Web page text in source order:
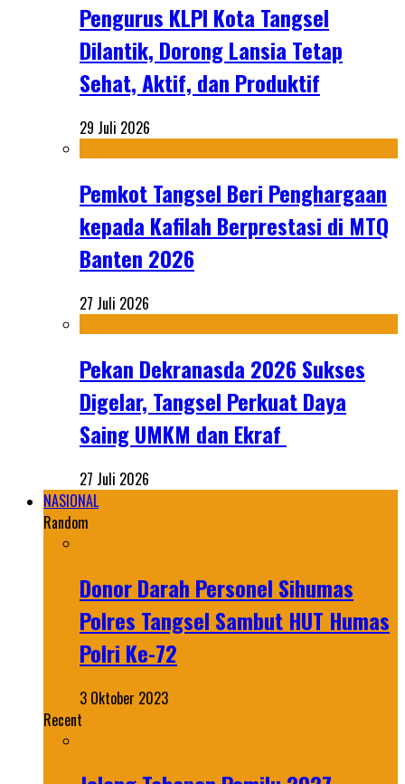
Pengurus KLPI Kota Tangsel
Dilantik, Dorong Lansia Tetap
Sehat, Aktif, dan Produktif
29 Juli 2026
Pemkot Tangsel Beri Penghargaan
kepada Kafilah Berprestasi di MTQ
Banten 2026
27 Juli 2026
Pekan Dekranasda 2026 Sukses
Digelar, Tangsel Perkuat Daya
Saing UMKM dan Ekraf
27 Juli 2026
NASIONAL
Random
Donor Darah Personel Sihumas
Polres Tangsel Sambut HUT Humas
Polri Ke-72
3 Oktober 2023
Recent